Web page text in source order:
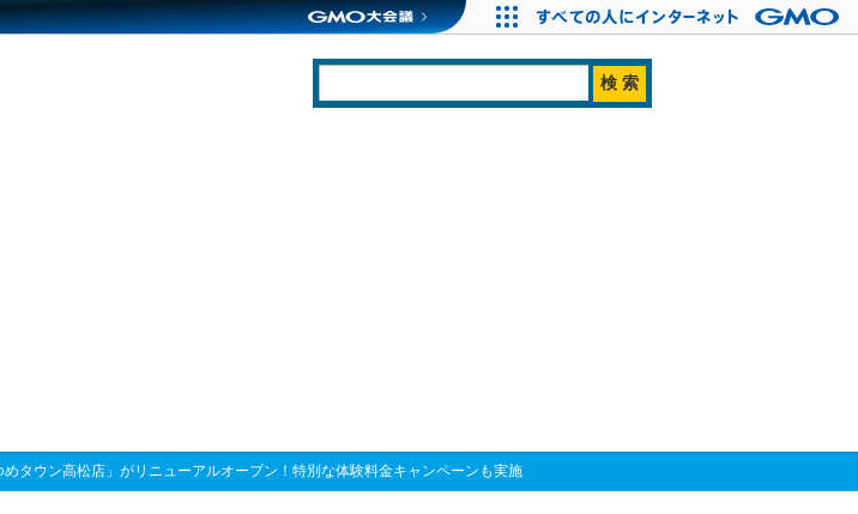
めタウン高松店」がリニューアルオープン！特別な体験料金キャンペーンも実施